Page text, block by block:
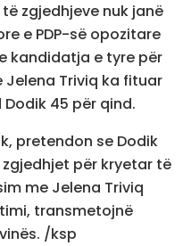
zgjedhjeve nuk janë
e PDP-së opozitare
kandidatja e tyre për
Jelena Triviq ka fituar
45 për qind.
pretendon se Dodik
për kryetar të
me Jelena Triviq
transmetojnë
/ksp